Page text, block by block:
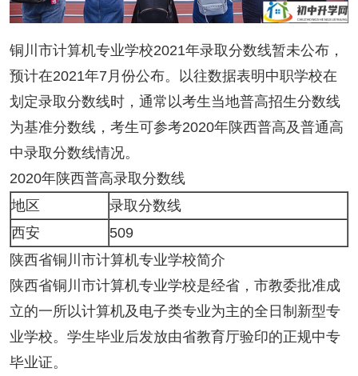
铜川市计算机专业学校2021年录取分数线暂未公布，
预计在2021年7月份公布。以往数据表明中职学校在
划定录取分数线时，通常以考生当地普高招生分数线
为基准分数线，考生可参考2020年陕西普高及普通高
中录取分数线情况。
2020年陕西普高录取分数线
地区
录取分数线
西安
509
陕西省铜川市计算机专业学校简介
陕西省铜川市计算机专业学校是经省，市教委批准成
立的一所以计算机及电子类专业为主的全日制新型专
业学校。学生毕业后发放由省教育厅验印的正规中专
毕业证。